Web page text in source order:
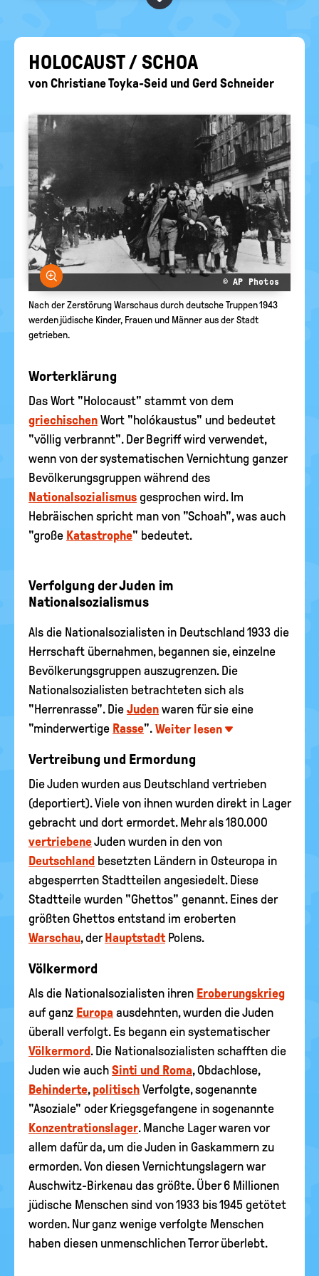
politische
EURE AKTUELLEN FRAGEN...
HO­LO­CAUST / SCHOA
von Christiane Toyka-Seid und Gerd Schneider
Bild vergrößern
© AP Photos
Nach der Zerstörung Warschaus durch deutsche Truppen 1943
werden jüdische Kinder, Frauen und Männer aus der Stadt
getrieben.
Worterklärung
Das Wort "Holocaust" stammt von dem
griechischen Wort "holókaustus" und bedeutet
"völlig verbrannt". Der Begriff wird verwendet,
wenn von der systematischen Vernichtung ganzer
Bevölkerungsgruppen während des
Nationalsozialismus gesprochen wird. Im
Hebräischen spricht man von "Schoah", was auch
"große Katastrophe" bedeutet.
Verfolgung der Juden im
Nationalsozialismus
Als die Nationalsozialisten in Deutschland 1933 die
Herrschaft übernahmen, begannen sie, einzelne
Bevölkerungsgruppen auszugrenzen. Die
Nationalsozialisten betrachteten sich als
"Herrenrasse". Die Juden waren für sie eine
"minderwertige Rasse". Weiter lesen
Vertreibung und Ermordung
Die Juden wurden aus Deutschland vertrieben
(deportiert). Viele von ihnen wurden direkt in Lager
gebracht und dort ermordet. Mehr als 180.000
vertriebeneJuden wurden in den von
Deutschland besetzten Ländern in Osteuropa in
abgesperrten Stadtteilen angesiedelt. Diese
Stadtteile wurden "Ghettos" genannt. Eines der
größten Ghettos entstand im eroberten
Warschau, der HauptstadtPolens.
Völkermord
Als die Nationalsozialisten ihren Eroberungskrieg
auf ganz Europa ausdehnten, wurden die Juden
überall verfolgt. Es begann ein systematischer
Völkermord. Die Nationalsozialisten schafften die
Juden wie auch Sinti und Roma, Obdachlose,
Behinderte, politisch Verfolgte, sogenannte
"Asoziale" oder Kriegsgefangene in sogenannte
Konzentrationslager. Manche Lager waren vor
allem dafür da, um die Juden in Gaskammern zu
ermorden. Von diesen Vernichtungslagern war
Auschwitz-Birkenau das größte. Über 6 Millionen
jüdische Menschen sind von 1933 bis 1945 getötet
worden. Nur ganz wenige verfolgte Menschen
haben diesen unmenschlichen Terror überlebt.